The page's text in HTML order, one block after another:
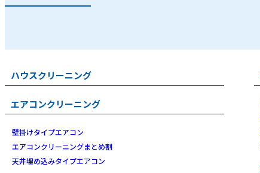
ハウスクリーニング
エアコンクリーニング
壁掛けタイプエアコン
エアコンクリーニングまとめ割
天井埋め込みタイプエアコン